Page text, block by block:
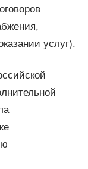
услуг).